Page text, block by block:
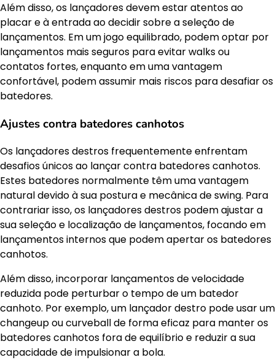
Além disso, os lançadores devem estar atentos ao
placar e à entrada ao decidir sobre a seleção de
lançamentos. Em um jogo equilibrado, podem optar por
lançamentos mais seguros para evitar walks ou
contatos fortes, enquanto em uma vantagem
confortável, podem assumir mais riscos para desafiar os
batedores.
Ajustes contra batedores canhotos
Os lançadores destros frequentemente enfrentam
desafios únicos ao lançar contra batedores canhotos.
Estes batedores normalmente têm uma vantagem
natural devido à sua postura e mecânica de swing. Para
contrariar isso, os lançadores destros podem ajustar a
sua seleção e localização de lançamentos, focando em
lançamentos internos que podem apertar os batedores
canhotos.
Além disso, incorporar lançamentos de velocidade
reduzida pode perturbar o tempo de um batedor
canhoto. Por exemplo, um lançador destro pode usar um
changeup ou curveball de forma eficaz para manter os
batedores canhotos fora de equilíbrio e reduzir a sua
capacidade de impulsionar a bola.